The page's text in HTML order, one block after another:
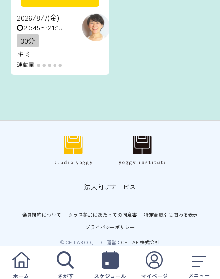
ホーム さがす スケジュール マイページ メニュー
2026/8/7(金)
20:45〜21:15
30分
キミ
運動量 ● ● ● ● ●
法人向けサービス
会員規約について クラス参加にあたっての同意書
特定商取引に関わる表示
プライバシーポリシー
© CF-LAB CO.,LTD 運営： CF-LAB 株式会社